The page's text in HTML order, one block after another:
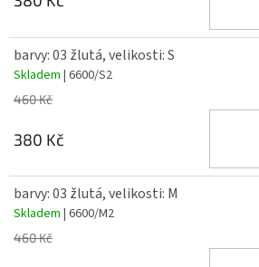
barvy: 03 žlutá, velikosti: S
Skladem | 6600/S2
460 Kč
380 Kč
barvy: 03 žlutá, velikosti: M
Skladem | 6600/M2
460 Kč